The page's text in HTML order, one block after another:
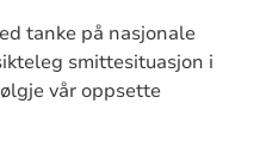
tanke på nasjonale
smittesituasjon i
vår oppsette